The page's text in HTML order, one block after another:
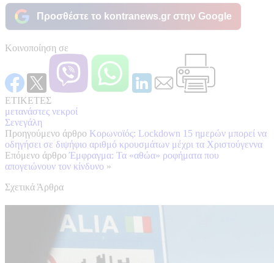
Προσθέστε το kontranews.gr στην Google
Κοινοποίηση σε
ΕΤΙΚΕΤΕΣ
μετανάστες νεκροί
Σενεγάλη
Προηγούμενο άρθρο Κορωνοϊός: Lockdown 15 ημερών μπορεί να
οδηγήσει σε διψήφιο αριθμό κρουσμάτων μέχρι τα Χριστούγεννα
Επόμενο άρθρο Έμφραγμα: Τα «αθώα» ροφήματα που
απογειώνουν τον κίνδυνο »
Σχετικά Άρθρα